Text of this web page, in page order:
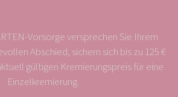
Vorsorge versprechen Sie Ihrem
Abschied, sichern sich bis zu 125 €
gültigen Kremierungspreis für eine
Einzelkremierung.